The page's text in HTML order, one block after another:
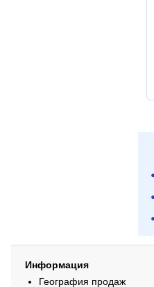
Информация
География продаж